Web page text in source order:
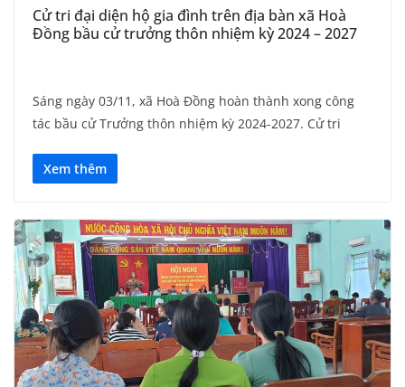
Cử tri đại diện hộ gia đình trên địa bàn xã Hoà
Đồng bầu cử trưởng thôn nhiệm kỳ 2024 – 2027
Sáng ngày 03/11, xã Hoà Đồng hoàn thành xong công
tác bầu cử Trưởng thôn nhiệm kỳ 2024-2027. Cử tri
Xem thêm